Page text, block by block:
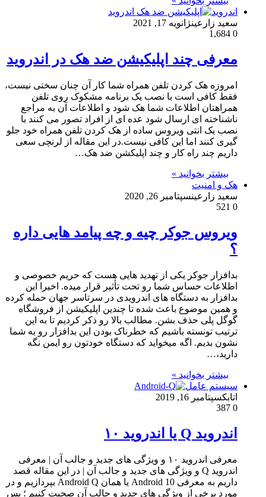
اندروید
سعید زارعینژانویه 17, 2021
0
معرفی چند اپلیکیشن ضد هک در اندروید
امروزه هک کردن تلفن همراه شما کار آن چنان سختی نیست،
فقط کافی است با نصب یک برنامه مشکوک روی تلفن
همراهتان اطلاعات شما هک شود و اطلاعات آن به مراجع
ناشناخته ای ارسال شود عده ای از افراد تصور می کنند با
نصب یک انتی ویروس ساده از هک کردن تلفن همراه خود جلو
گیری کنند اما این کافی نیست.در این مقاله از لرنچی سعی
داریم چند راه کار و چند اپلیکشن ضد هک…
بیشتر بخوانید »
هک و امنیت
سعید زارعینسپتامبر 26, 2020
0
ویروس جوکر چیه و چه پیامد هایی داره
؟
بدافزار جوکر یکی از تهدید هایی هست که حریم خصوصی و
اطلاعات حساس شما رو تحت تأثیر قرار میده. اخیرا این
بدافزار به دستگاه های اندرویدی در سرتاسر جهان حمله کرده
و همین موضوع باعث شده تا چندین اپلیکیشن از فروشگاه
گوگل پلی حذف بشن. مطالب بالا رو ذکر کردیم تا به این
ترتیب تونسته باشیم که خطرناک بودن این بدافزار رو به شما
نشون بدیم. اگه میخواید که دستگاه خودتون رو ایمن نگه
دارید،…
بیشتر بخوانید »
سیستم عامل
اتابکسپتامبر 16, 2019
0
اندروید Q یا اندروید ۱۰
معرفی اندروید ۱۰ و ویژگی های جدید و جالب آن | معرفی
اندروید Q و ویژگی های جدید و جالب آن | در این مقاله قصد
داریم به معرفی Android 10 یا همان Android Q بپردازیم و در
مورد برخی از ویژگی های جدید و جالب آن صحبت کنیم ؛ پس